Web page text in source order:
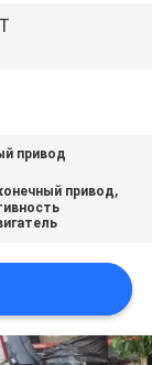
привод
привод,